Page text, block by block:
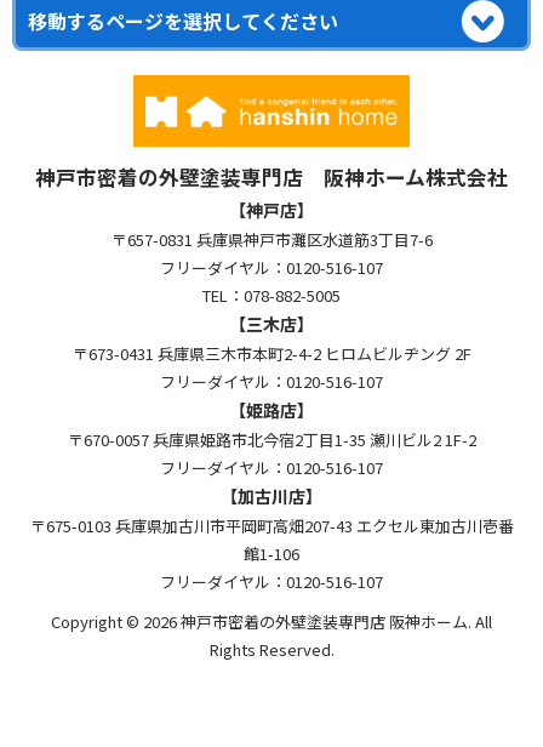
神戸市密着の外壁塗装専門店 阪神ホーム株式会社
【神戸店】
〒657-0831 兵庫県神戸市灘区水道筋3丁目7-6
フリーダイヤル：0120-516-107
TEL：078-882-5005
【三木店】
〒673-0431 兵庫県三木市本町2-4-2 ヒロムビルヂング 2F
フリーダイヤル：0120-516-107
【姫路店】
〒670-0057 兵庫県姫路市北今宿2丁目1-35 瀬川ビル2 1F-2
フリーダイヤル：0120-516-107
【加古川店】
〒675-0103 兵庫県加古川市平岡町高畑207-43 エクセル東加古川壱番
館1-106
フリーダイヤル：0120-516-107
Copyright © 2026 神戸市密着の外壁塗装専門店 阪神ホーム. All
Rights Reserved.